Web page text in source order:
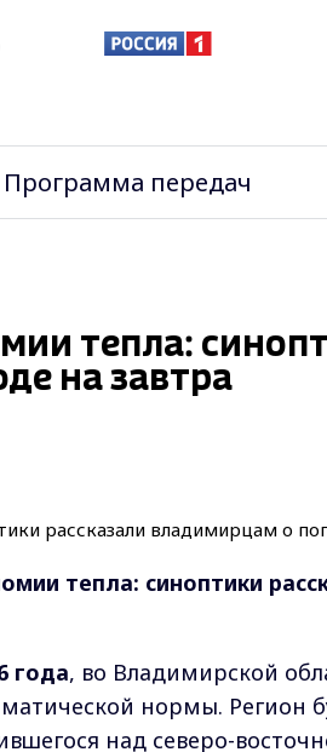
Программа передач
тепла:
на завтра
тепла: синоптики
года, во Владимирской
нормы. Регион
над северо-